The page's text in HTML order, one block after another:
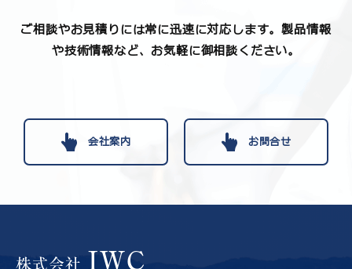
ご相談やお見積りには常に迅速に対応します。製品情報
や技術情報など、お気軽に御相談ください。
会社案内 お問合せ
株式会社 IWC